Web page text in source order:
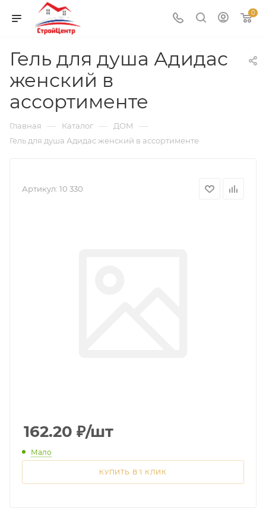
0
Гель для душа Адидас
женский в
ассортименте
Главная — Каталог — ДОМ —
Гель для душа Адидас женский в ассортименте
Артикул: 10 330
162.20 ₽/шт
Мало
КУПИТЬ В 1 КЛИК